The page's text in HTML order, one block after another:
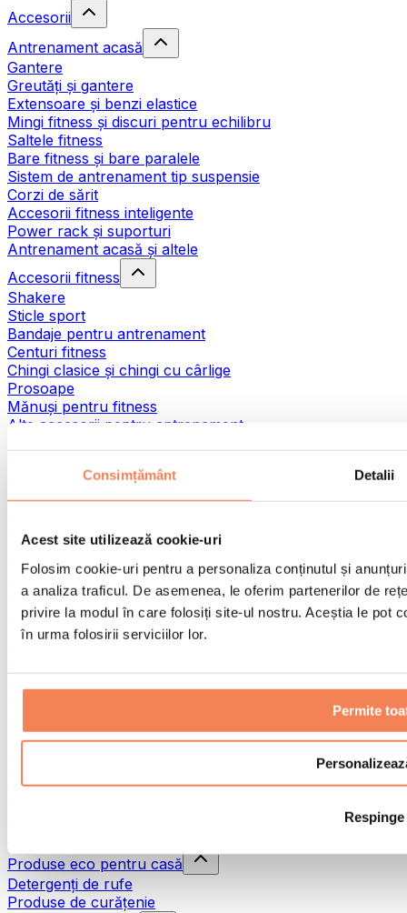
Consimțământ Detalii
Acest site utilizează cookie-uri
Folosim cookie-uri pentru a personaliza conținutul și
a analiza traficul. De asemenea, le oferim partenerilor de
privire la modul în care folosiți site-ul nostru. Aceștia le pot
în urma folosirii serviciilor lor.
Permite
Respinge
Accesorii
Antrenament acasă
Gantere
Greutăți și gantere
Extensoare și benzi elastice
Mingi fitness și discuri pentru echilibru
Saltele fitness
Bare fitness și bare paralele
Sistem de antrenament tip suspensie
Corzi de sărit
Accesorii fitness inteligente
Power rack și suporturi
Antrenament acasă și altele
Accesorii fitness
Shakere
Sticle sport
Bandaje pentru antrenament
Centuri fitness
Chingi clasice și chingi cu cârlige
Prosoape
Mănuși pentru fitness
Alte accesorii pentru antrenament
Ajutoare pentru reabilitare
Pistoale de masaj
Genți și accesorii pentru alimente
Genți pentru sala de sport
Rucsacuri
Accesorii în funcție de activitate
Sporturi de contact
Terapie prin frig
Produse eco pentru casă
Detergenți de rufe
Produse de curățenie